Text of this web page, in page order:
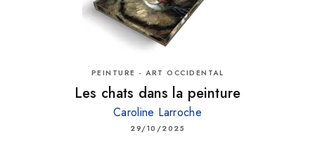
PEINTURE - ART OCCIDENTAL
Les chats dans la peinture
Caroline Larroche
29/10/2025